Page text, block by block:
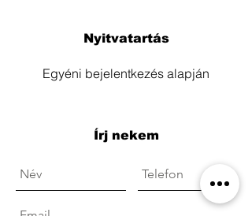
Nyitvatartás
Egyéni bejelentkezés alapján
Írj nekem